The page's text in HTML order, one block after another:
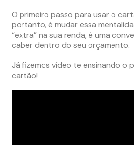
O primeiro passo para usar o
portanto, é mudar essa
“extra” na sua renda, é uma
caber dentro do seu orçamento.
Já fizemos vídeo te ensinando o
cartão!